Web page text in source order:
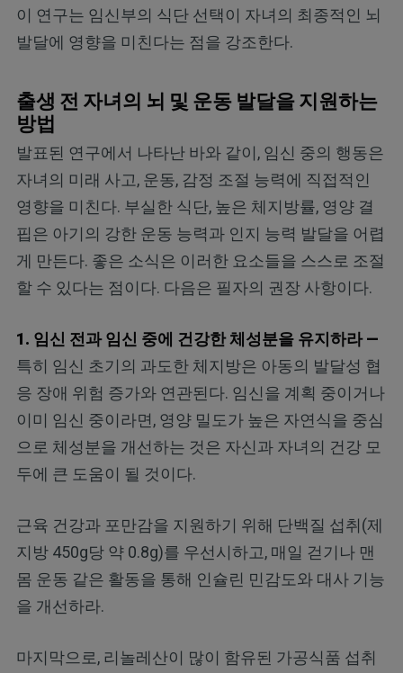
이 연구는 임신부의 식단 선택이 자녀의 최종적인 뇌
발달에 영향을 미친다는 점을 강조한다.
출생 전 자녀의 뇌 및 운동 발달을 지원하는
방법
발표된 연구에서 나타난 바와 같이, 임신 중의 행동은
자녀의 미래 사고, 운동, 감정 조절 능력에 직접적인
영향을 미친다. 부실한 식단, 높은 체지방률, 영양 결
핍은 아기의 강한 운동 능력과 인지 능력 발달을 어렵
게 만든다. 좋은 소식은 이러한 요소들을 스스로 조절
할 수 있다는 점이다. 다음은 필자의 권장 사항이다.
1. 임신 전과 임신 중에 건강한 체성분을 유지하라 —
특히 임신 초기의 과도한 체지방은 아동의 발달성 협
응 장애 위험 증가와 연관된다. 임신을 계획 중이거나
이미 임신 중이라면, 영양 밀도가 높은 자연식을 중심
으로 체성분을 개선하는 것은 자신과 자녀의 건강 모
두에 큰 도움이 될 것이다.
근육 건강과 포만감을 지원하기 위해 단백질 섭취(제
지방 450g당 약 0.8g)를 우선시하고, 매일 걷기나 맨
몸 운동 같은 활동을 통해 인슐린 민감도와 대사 기능
을 개선하라.
마지막으로, 리놀레산이 많이 함유된 가공식품 섭취